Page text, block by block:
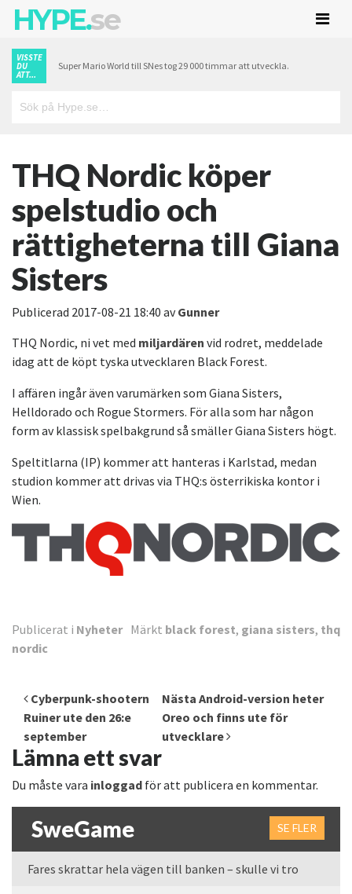
HYPE.se
VISSTE
DU
ATT...
Super Mario World till SNes tog 29 000 timmar att utveckla.
THQ Nordic köper
spelstudio och
rättigheterna till Giana
Sisters
Publicerad 2017-08-21 18:40 avGunner
THQ Nordic, ni vet med miljardären vid rodret, meddelade
idag att de köpt tyska utvecklaren Black Forest.
I affären ingår även varumärken som Giana Sisters,
Helldorado och Rogue Stormers. För alla som har någon
form av klassisk spelbakgrund så smäller Giana Sisters högt.
Speltitlarna (IP) kommer att hanteras i Karlstad, medan
studion kommer att drivas via THQ:s österrikiska kontor i
Wien.
Publicerat i Nyheter Märkt black forest, giana sisters, thq
nordic
Inläggsnavigering
Cyberpunk-shootern
Ruiner ute den 26:e
september
Nästa Android-version heter
Oreo och finns ute för
utvecklare
Lämna ett svar
Du måste vara inloggad för att publicera en kommentar.
SweGame SE FLER
Fares skrattar hela vägen till banken – skulle vi tro